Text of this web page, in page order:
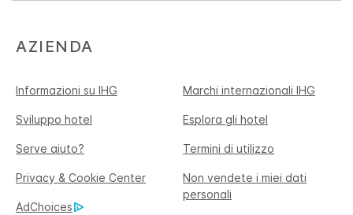
AZIENDA
Informazioni su IHG Marchi internazionali IHG
Sviluppo hotel Esplora gli hotel
Serve aiuto? Termini di utilizzo
Privacy & Cookie Center
Non vendete i miei dati
personali
AdChoices